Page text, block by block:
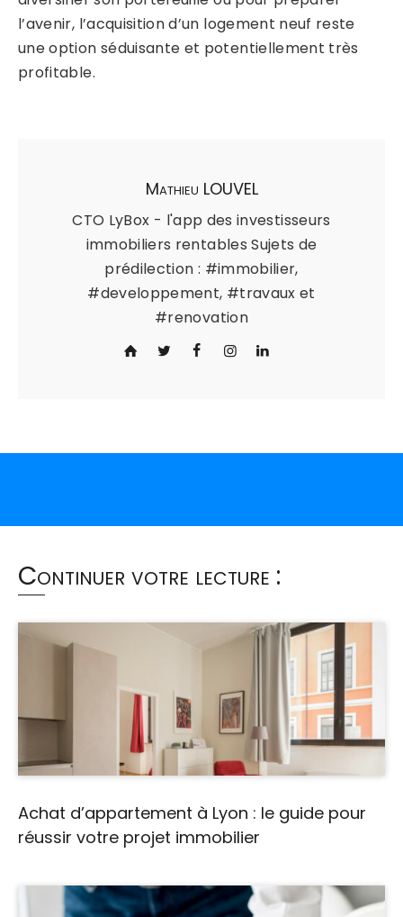
l’avenir, l’acquisition d’un logement neuf reste
une option séduisante et potentiellement très
profitable.
Mathieu LOUVEL
CTO LyBox - l'app des investisseurs
immobiliers rentables Sujets de
prédilection : #immobilier,
#developpement, #travaux et
#renovation
Continuer votre lecture :
Achat d’appartement à Lyon : le guide pour
réussir votre projet immobilier